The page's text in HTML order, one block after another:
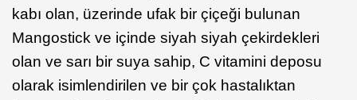
kabı olan, üzerinde ufak bir çiçeği bulunan
Mangostick ve içinde siyah siyah çekirdekleri
olan ve sarı bir suya sahip, C vitamini deposu
olarak isimlendirilen ve bir çok hastalıktan